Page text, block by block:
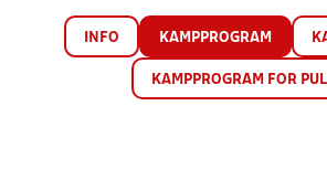
INFO KAMPPROGRAM
KAMPPROGRAM FOR